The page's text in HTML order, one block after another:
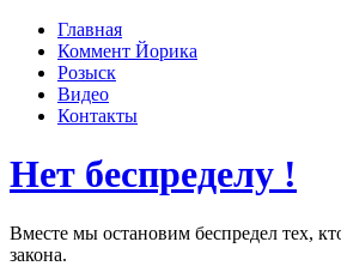
Главная
Коммент Йорика
Розыск
Видео
Контакты
Нет беспределу !
Вместе мы остановим беспредел тех,
закона.